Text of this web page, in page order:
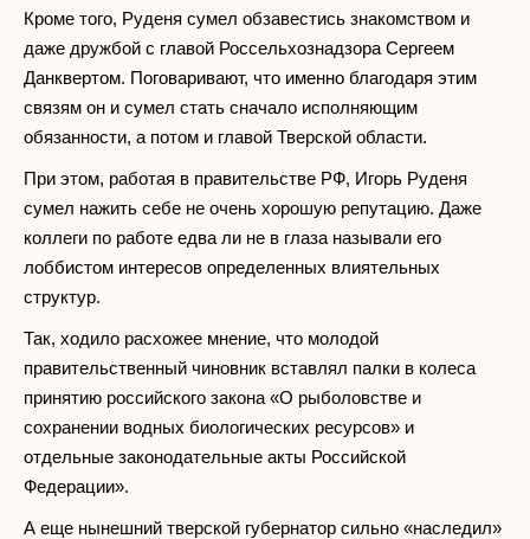
Кроме того, Руденя сумел обзавестись знакомством и
даже дружбой с главой Россельхознадзора Сергеем
Данквертом. Поговаривают, что именно благодаря этим
связям он и сумел стать сначало исполняющим
обязанности, а потом и главой Тверской области.
При этом, работая в правительстве РФ, Игорь Руденя
сумел нажить себе не очень хорошую репутацию. Даже
коллеги по работе едва ли не в глаза называли его
лоббистом интересов определенных влиятельных
структур.
Так, ходило расхожее мнение, что молодой
правительственный чиновник вставлял палки в колеса
принятию российского закона «О рыболовстве и
сохранении водных биологических ресурсов» и
отдельные законодательные акты Российской
Федерации».
А еще нынешний тверской губернатор сильно «наследил»